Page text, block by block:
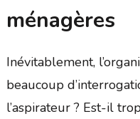
ménagères
Inévitablement,
beaucoup
l’aspirateur ? Est-il